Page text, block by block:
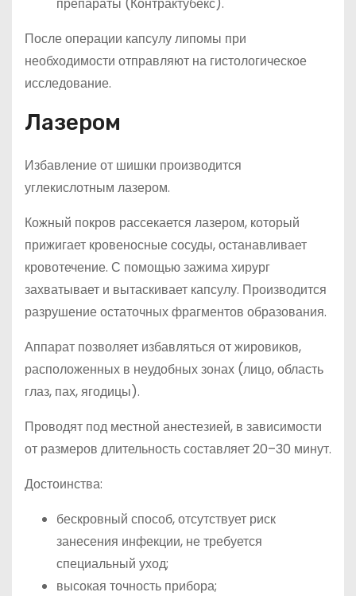
После операции капсулу липомы при
необходимости отправляют на гистологическое
исследование.
Лазером
Избавление от шишки производится
углекислотным лазером.
Кожный покров рассекается лазером, который
прижигает кровеносные сосуды, останавливает
кровотечение. С помощью зажима хирург
захватывает и вытаскивает капсулу. Производится
разрушение остаточных фрагментов образования.
Аппарат позволяет избавляться от жировиков,
расположенных в неудобных зонах (лицо, область
глаз, пах, ягодицы).
Проводят под местной анестезией, в зависимости
от размеров длительность составляет 20–30 минут.
Достоинства:
бескровный способ, отсутствует риск
занесения инфекции, не требуется
специальный уход;
высокая точность прибора;